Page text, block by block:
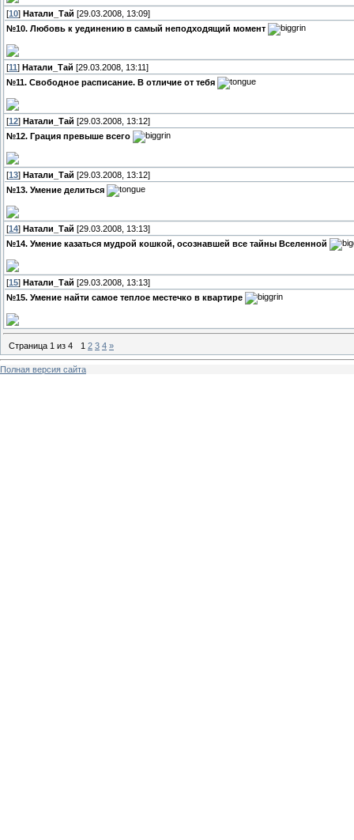
[10] Натали_Тай [29.03.2008, 13:09]
№10. Любовь к уединению в самый неподходящий момент
[11] Натали_Тай [29.03.2008, 13:11]
№11. Свободное расписание. В отличие от тебя
[12] Натали_Тай [29.03.2008, 13:12]
№12. Грация превыше всего
[13] Натали_Тай [29.03.2008, 13:12]
№13. Умение делиться
[14] Натали_Тай [29.03.2008, 13:13]
№14. Умение казаться мудрой кошкой, осознавшей все тайны Вселенной
[15] Натали_Тай [29.03.2008, 13:13]
№15. Умение найти самое теплое местечко в квартире
Страница 1 из 4 1 2 3 4 »
Полная версия сайта